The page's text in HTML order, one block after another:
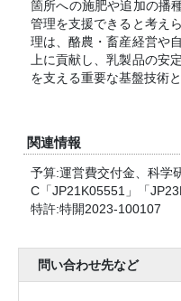
箇所への施肥や追加の播
管理を支援できると考え
理は、酪農・畜産経営や
上に貢献し、乳製品の安
を支える重要な基盤技術
関連情報
予算:運営費交付金、科学
C「JP21K05551」「
特許:特開2023-100107
問い合わせ先など